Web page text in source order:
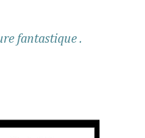
fantastique .